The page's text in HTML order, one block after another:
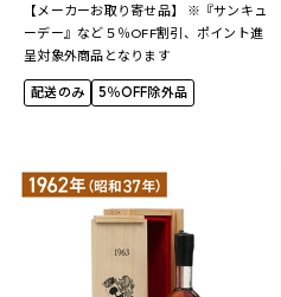
【メーカーお取り寄せ品】 ※『サンキュ
ーデー』など５％OFF割引、ポイント進
呈対象外商品となります
配送のみ 5％OFF除外品